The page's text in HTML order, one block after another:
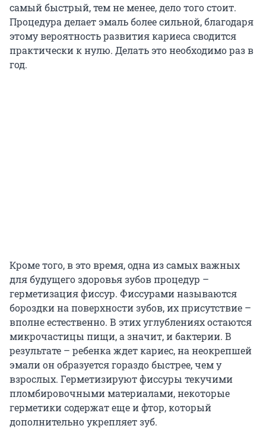
самый быстрый, тем не менее, дело того стоит.
Процедура делает эмаль более сильной, благодаря
этому вероятность развития кариеса сводится
практически к нулю. Делать это необходимо раз в
год.
Кроме того, в это время, одна из самых важных
для будущего здоровья зубов процедур –
герметизация фиссур. Фиссурами называются
бороздки на поверхности зубов, их присутствие –
вполне естественно. В этих углублениях остаются
микрочастицы пищи, а значит, и бактерии. В
результате – ребенка ждет кариес, на неокрепшей
эмали он образуется гораздо быстрее, чем у
взрослых. Герметизируют фиссуры текучими
пломбировочными материалами, некоторые
герметики содержат еще и фтор, который
дополнительно укрепляет зуб.